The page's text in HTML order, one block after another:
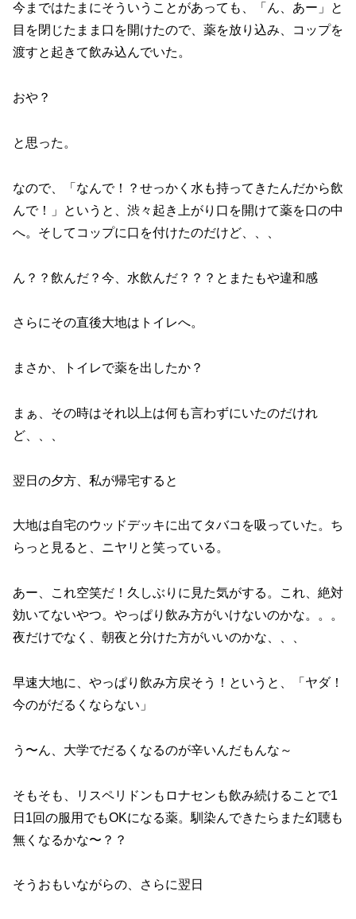
今まではたまにそういうことがあっても、「ん、あー」と
目を閉じたまま口を開けたので、薬を放り込み、コップを
渡すと起きて飲み込んでいた。
おや？
と思った。
なので、「なんで！？せっかく水も持ってきたんだから飲
んで！」というと、渋々起き上がり口を開けて薬を口の中
へ。そしてコップに口を付けたのだけど、、、
ん？？飲んだ？今、水飲んだ？？？とまたもや違和感
さらにその直後大地はトイレへ。
まさか、トイレで薬を出したか？
まぁ、その時はそれ以上は何も言わずにいたのだけれ
ど、、、
翌日の夕方、私が帰宅すると
大地は自宅のウッドデッキに出てタバコを吸っていた。ち
らっと見ると、ニヤリと笑っている。
あー、これ空笑だ！久しぶりに見た気がする。これ、絶対
効いてないやつ。やっぱり飲み方がいけないのかな。。。
夜だけでなく、朝夜と分けた方がいいのかな、、、
早速大地に、やっぱり飲み方戻そう！というと、「ヤダ！
今のがだるくならない」
う〜ん、大学でだるくなるのが辛いんだもんな～
そもそも、リスペリドンもロナセンも飲み続けることで1
日1回の服用でもOKになる薬。馴染んできたらまた幻聴も
無くなるかな〜？？
そうおもいながらの、さらに翌日